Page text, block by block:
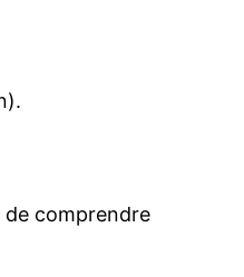
de comprendre